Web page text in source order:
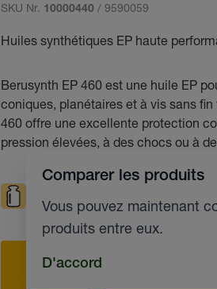
SKU Nr. 10000440 / 9590059
Huiles synthétiques EP haute
Berusynth EP 460 est une huile EP
coniques, planétaires et à vis sans
460 offre une excellente protection
pression élevées, à des chocs ou à
Comparer les produits
Vous pouvez maintenant
produits entre eux.
D'accord